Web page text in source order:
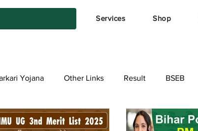
Services Shop
Yojana Other Links Result BSEB